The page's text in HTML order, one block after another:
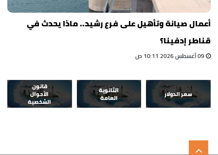
أعمال صيانة وتأهيل على فرع رشيد.. ماذا يحدث في
قناطر إدفينا؟
سعر الدولار
الثانوية
العامة
قانون
الأحوال
الشخصية